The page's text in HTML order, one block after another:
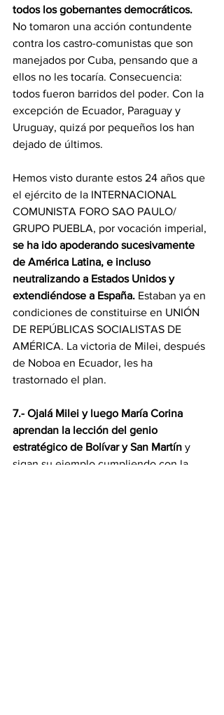
todos los gobernantes democráticos.
No tomaron una acción contundente
contra los castro-comunistas que son
manejados por Cuba, pensando que a
ellos no les tocaría. Consecuencia:
todos fueron barridos del poder. Con la
excepción de Ecuador, Paraguay y
Uruguay, quizá por pequeños los han
dejado de últimos.
Hemos visto durante estos 24 años que
el ejército de la INTERNACIONAL
COMUNISTA FORO SAO PAULO/
GRUPO PUEBLA, por vocación imperial,
se ha ido apoderando sucesivamente
de América Latina, e incluso
neutralizando a Estados Unidos y
extendiéndose a España. Estaban ya en
condiciones de constituirse en UNIÓN
DE REPÚBLICAS SOCIALISTAS DE
AMÉRICA. La victoria de Milei, después
de Noboa en Ecuador, les ha
trastornado el plan.
7.- Ojalá Milei y luego María Corina
aprendan la lección del genio
estratégico de Bolívar y San Martín y
sigan su ejemplo cumpliendo con la